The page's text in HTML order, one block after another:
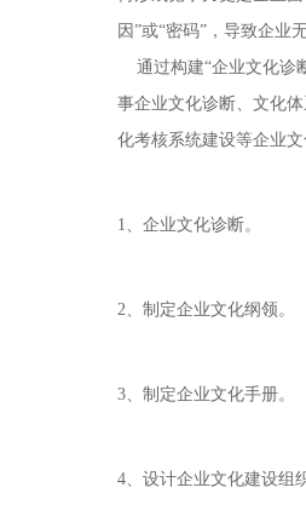
因”或“密码”，导致企业
通过构建“企业文化诊
事企业文化诊断、文化
化考核系统建设等企业
1、企业文化诊断。
2、制定企业文化纲领。
3、制定企业文化手册。
4、设计企业文化建设组